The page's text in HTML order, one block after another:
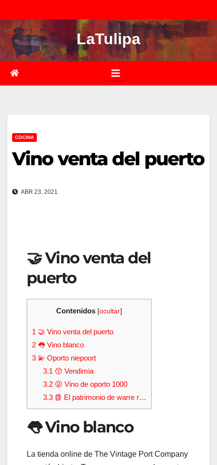
al
contenido
LaTulipa
COCINA
Vino venta del puerto
ABR 23, 2021
🤝 Vino venta del
puerto
Contenidos [ocultar]
1 🤝 Vino venta del puerto
2 👅 Vino blanco
3 💫 Oporto niepoort
3.1 😙 Vendimia
3.2😜 Vino de oporto 1000
3.3📗 El patrimonio de warre r…
👅 Vino blanco
La tienda online de The Vintage Port Company